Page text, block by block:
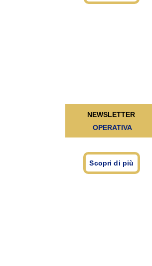
NEWSLETTER
OPERATIVA
Scopri di più